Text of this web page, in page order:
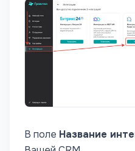
В поле Название